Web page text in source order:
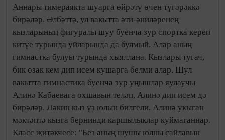
Аннары тимераякта шуарга өйрәтү өчен түгәрәккә
бирәләр. Әлбәттә, ул вакытта әти-әниләренең
кызларының фигуралы шуу буенча зур спортка кереп
китүе турында уйларында да булмый. Алар аның
гимнастка булуы турында хыяллана. Кызлары тугач,
бик озак кем дип исем кушарга белми алар. Шул
вакытта гимнастика буенча зур уңышлар яулаучы
Алинә Кабаевага охшавын теләп, Алинә дип исем дә
бирәләр. Ләкин кыз үз юлын билгели. Алинә укыган
мәктәптә кызга бернинди каршылыклар куймаганнар.
Класс җитәкчесе: "Без аның шушы юлны сайлавын